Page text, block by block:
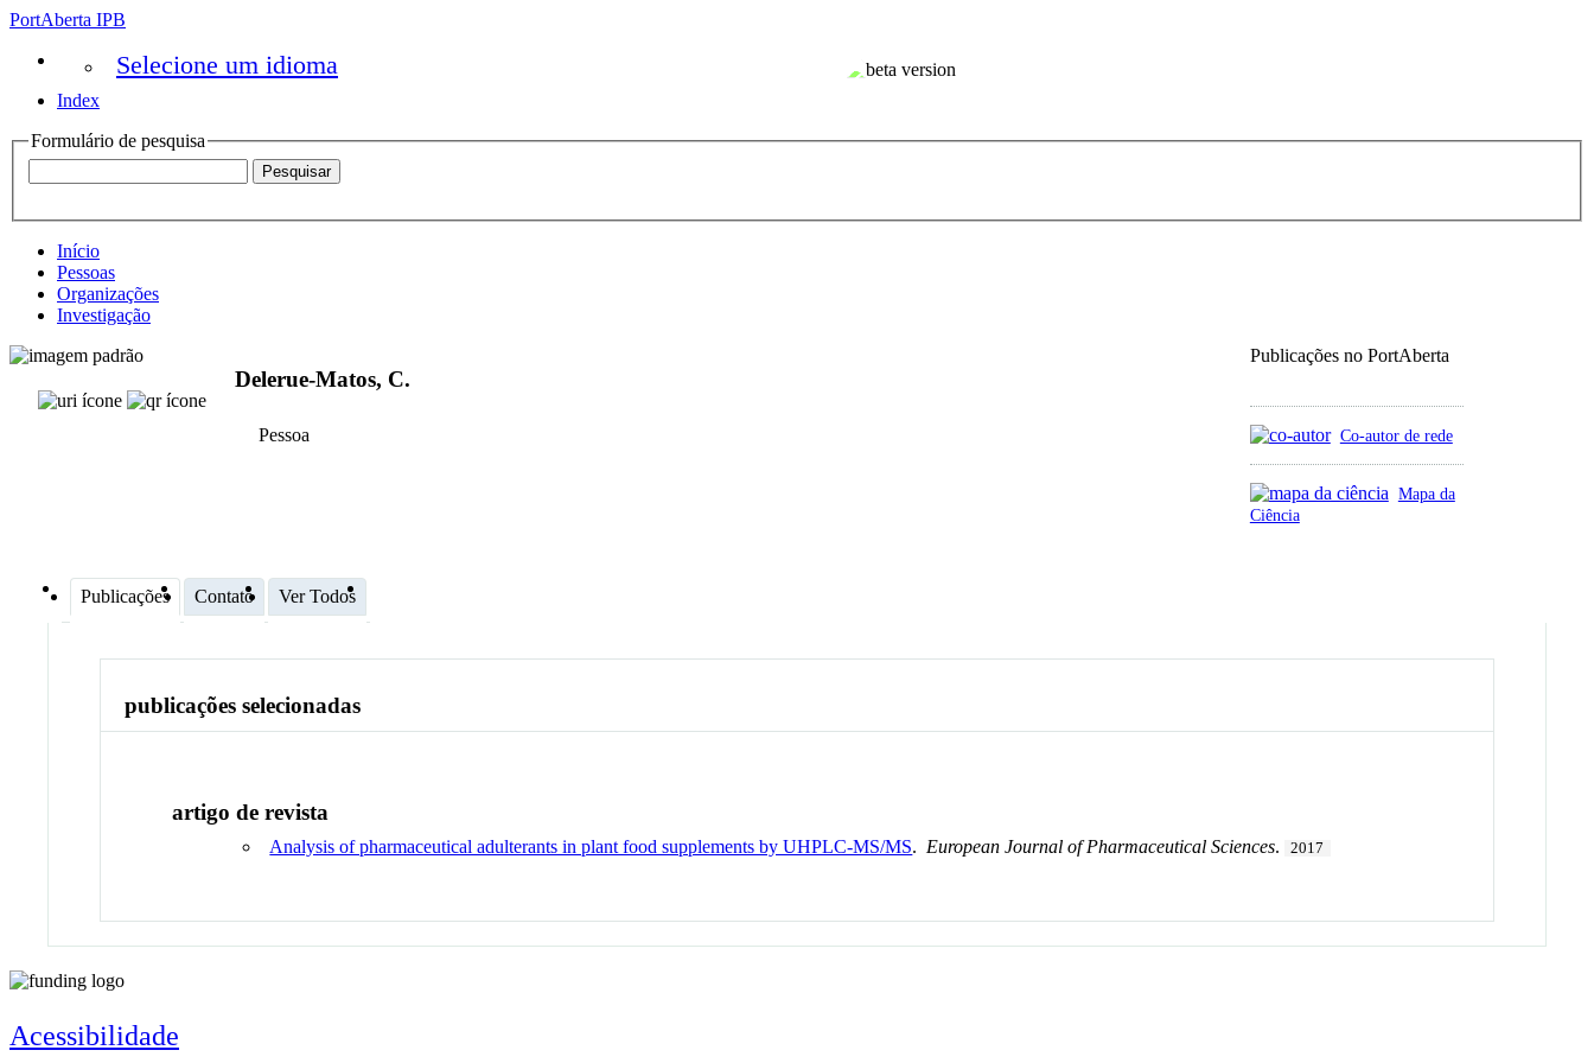
PortAberta IPB
Selecione um idioma
Index
Formulário de pesquisa
Início
Pessoas
Organizações
Investigação
Publicações no PortAberta
Co-autor de rede
Mapa da
Ciência
Delerue-Matos, C.
Pessoa
Publicações Contato Ver Todos
publicações selecionadas
artigo de revista
Analysis of pharmaceutical adulterants in plant food supplements by UHPLC-MS/MS. European Journal of Pharmaceutical Sciences. 2017
Acessibilidade